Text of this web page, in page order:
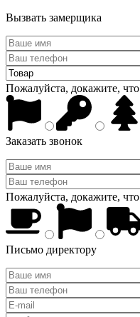
Вызвать замерщика
Пожалуйста, докажите,
Заказать звонок
Пожалуйста, докажите,
Письмо директору